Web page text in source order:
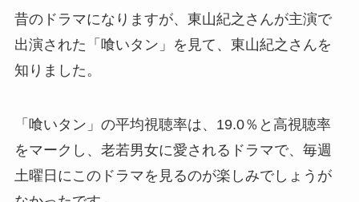
昔のドラマになりますが、東山紀之さんが主演で
出演された「喰いタン」を見て、東山紀之さんを
知りました。
「喰いタン」の平均視聴率は、19.0％と高視聴率
をマークし、老若男女に愛されるドラマで、毎週
土曜日にこのドラマを見るのが楽しみでしょうが